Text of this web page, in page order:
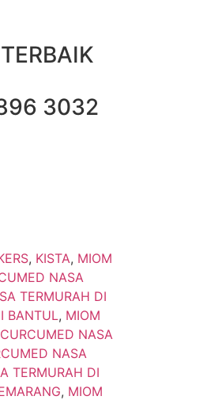
3032
, KISTA, MIOM
NASA
TERMURAH DI
BANTUL, MIOM
NASA
NASA
TERMURAH DI
, MIOM